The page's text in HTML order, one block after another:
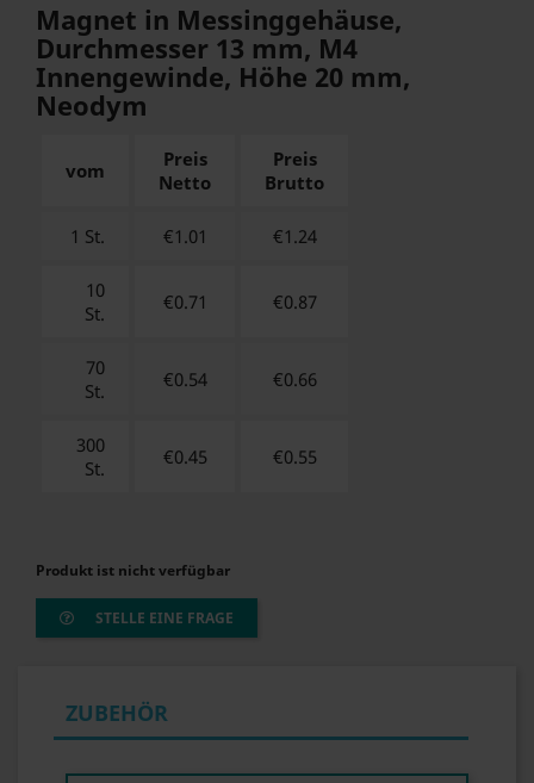
Magnet in Messinggehäuse,
Durchmesser 13 mm, M4
Innengewinde, Höhe 20 mm,
Neodym
vom
Preis
Netto
Preis
Brutto
1 St. €1.01 €1.24
10
St.
€0.71 €0.87
70
St.
€0.54 €0.66
300
St.
€0.45 €0.55
Produkt ist nicht verfügbar
STELLE EINE FRAGE
ZUBEHÖR